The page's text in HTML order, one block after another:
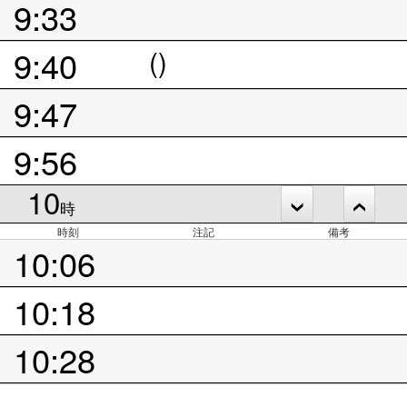
9:33
9:40
()
9:47
9:56
10時
時刻 注記 備考
10:06
10:18
10:28